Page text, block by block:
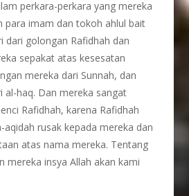
perkara-perkara yang mereka
para imam dan tokoh ahlul bait
dari golongan Rafidhah dan
sepakat atas kesesatan
mereka dari Sunnah, dan
al-haq. Dan mereka sangat
Rafidhah, karena Rafidhah
aqidah rusak kepada mereka dan
atas nama mereka. Tentang
mereka insya Allah akan kami